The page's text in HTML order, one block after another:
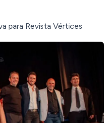
para Revista Vértices